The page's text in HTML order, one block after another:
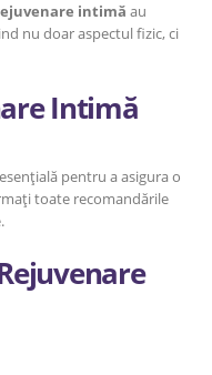
intimă au
nu doar aspectul fizic, ci
Intimă
pentru a asigura o
toate recomandările